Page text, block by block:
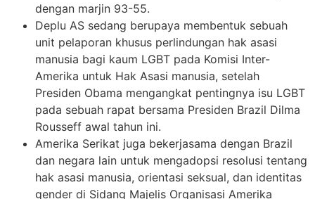
dengan marjin 93-55.
Deplu AS sedang berupaya membentuk sebuah
unit pelaporan khusus perlindungan hak asasi
manusia bagi kaum LGBT pada Komisi Inter-
Amerika untuk Hak Asasi manusia, setelah
Presiden Obama mengangkat pentingnya isu LGBT
pada sebuah rapat bersama Presiden Brazil Dilma
Rousseff awal tahun ini.
Amerika Serikat juga bekerjasama dengan Brazil
dan negara lain untuk mengadopsi resolusi tentang
hak asasi manusia, orientasi seksual, dan identitas
gender di Sidang Majelis Organisasi Amerika